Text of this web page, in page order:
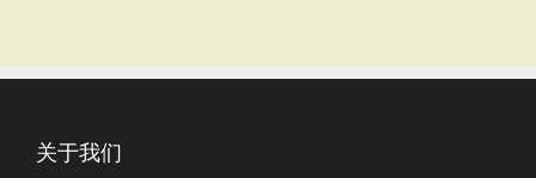
关于我们